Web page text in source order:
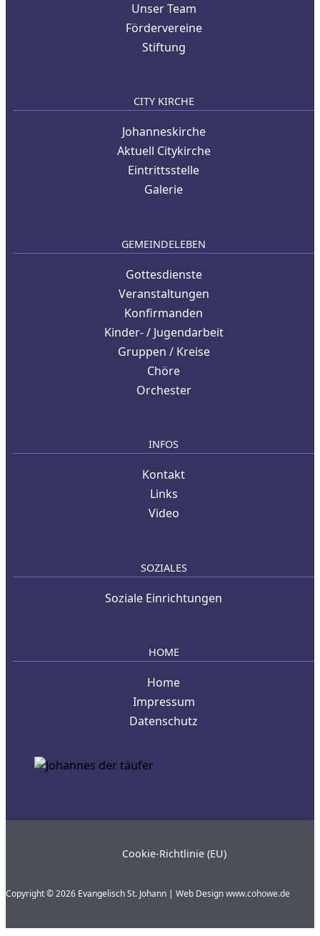
Unser Team
Fördervereine
Stiftung
CITY KIRCHE
Johanneskirche
Aktuell Citykirche
Eintrittsstelle
Galerie
GEMEINDELEBEN
Gottesdienste
Veranstaltungen
Konfirmanden
Kinder- / Jugendarbeit
Gruppen / Kreise
Chöre
Orchester
INFOS
Kontakt
Links
Video
SOZIALES
Soziale Einrichtungen
HOME
Home
Impressum
Datenschutz
Cookie-Richtlinie (EU)
Copyright © 2026 Evangelisch St. Johann | Web Designwww.cohowe.de